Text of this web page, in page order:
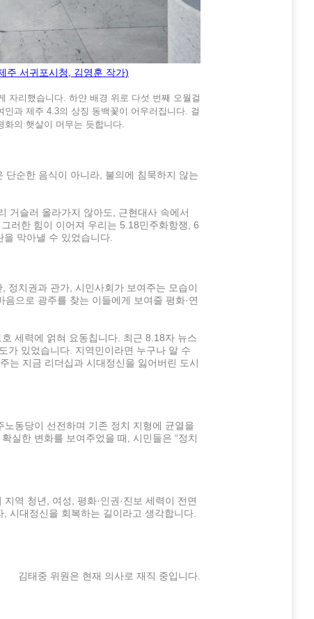
주 서귀포시청, 김영훈 작가)
자리했습니다. 하얀 배경 위로 다섯 번째 오월걸
과 제주 4.3의 상징 동백꽃이 어우러집니다. 걸
의 햇살이 머무는 듯합니다.
단순한 음식이 아니라, 불의에 침묵하지 않는
거슬러 올라가지 않아도, 근현대사 속에서
러한 힘이 이어져 우리는 5.18민주화항쟁, 6
막아낼 수 있었습니다.
정치권과 관가, 시민사회가 보여주는 모습이
으로 광주를 찾는 이들에게 보여줄 평화·연
세력에 얽혀 요동칩니다. 최근 8.18자 뉴스
가 있었습니다. 지역민이라면 누구나 알 수
는 지금 리더십과 시대정신을 잃어버린 도시
동당이 선전하며 기존 정치 지형에 균열을
실한 변화를 보여주었을 때, 시민들은 “정치
역 청년, 여성, 평화·인권·진보 세력이 전면
시대정신을 회복하는 길이라고 생각합니다.
김태중 위원은 현재 의사로 재직 중입니다.